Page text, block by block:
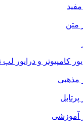
و درایور لپ تاپ